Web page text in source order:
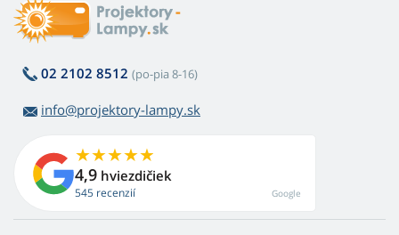
02 2102 8512 (po-pia 8-16)
info@projektory-lampy.sk
4,9 hviezdičiek
545 recenzií Google